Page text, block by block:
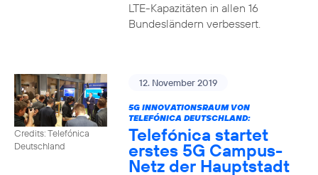
LTE-Kapazitäten in allen 16
Bundesländern verbessert.
Credits: Telefónica
Deutschland
12. November 2019
5G INNOVATIONSRAUM VON
TELEFÓNICA DEUTSCHLAND:
Telefónica startet
erstes 5G Campus-
Netz der Hauptstadt